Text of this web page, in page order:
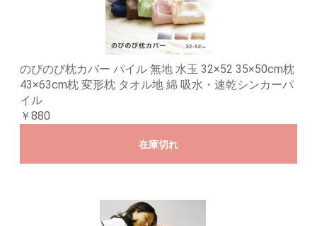
のびのび枕カバー パイル 無地 水玉 32×52 35×50cm枕
43×63cm枕 変形枕 タオル地 綿 吸水・速乾シンカーパ
イル
￥880
在庫切れ